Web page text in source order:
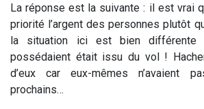
La réponse est la suivante : il est vrai
priorité l’argent des personnes plutôt
la situation ici est bien différente
possédaient était issu du vol !
d’eux car eux-mêmes n’avaient
prochains…